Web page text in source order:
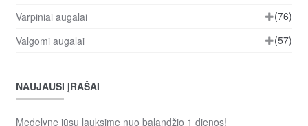
Varpiniai augalai
(76)
Valgomi augalai
(57)
NAUJAUSI ĮRAŠAI
Medelyne jūsų lauksime nuo balandžio 1 dienos!